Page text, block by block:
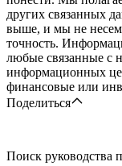
других связанных
выше, и мы не несем
точность.
любые связанные с
информационных
финансовые или
Поделиться
Поиск руководства